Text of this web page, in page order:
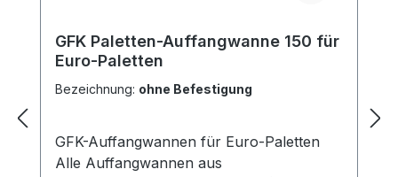
GFK Paletten-Auffangwanne 150 für
Euro-Paletten
Bezeichnung: ohne Befestigung
GFK-Auffangwannen für Euro-Paletten
Alle Auffangwannen aus